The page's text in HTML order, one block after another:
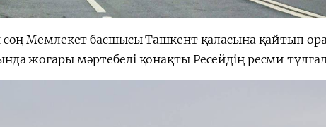
соң Мемлекет басшысы Ташкент қаласына қайтып
жоғары мәртебелі қонақты Ресейдің ресми